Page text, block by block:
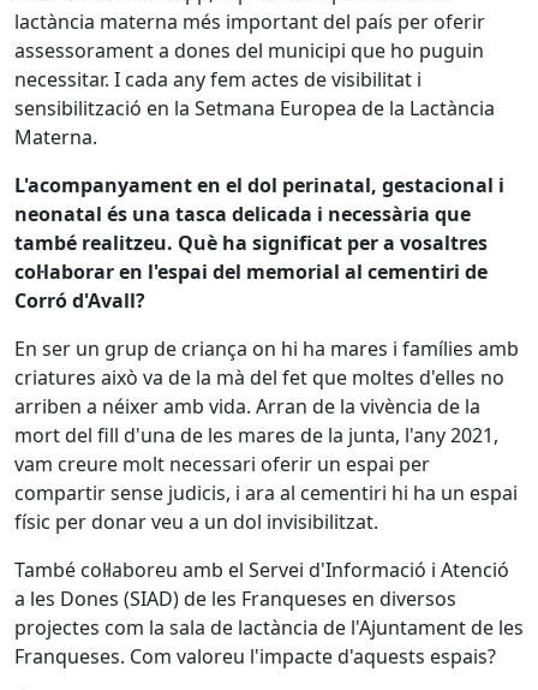
lactància materna més important del país per oferir
assessorament a dones del municipi que ho puguin
necessitar. I cada any fem actes de visibilitat i
sensibilització en la Setmana Europea de la Lactància
Materna.
L'acompanyament en el dol perinatal, gestacional i
neonatal és una tasca delicada i necessària que
també realitzeu. Què ha significat per a vosaltres
col·laborar en l'espai del memorial al cementiri de
Corró d'Avall?
En ser un grup de criança on hi ha mares i famílies amb
criatures això va de la mà del fet que moltes d'elles no
arriben a néixer amb vida. Arran de la vivència de la
mort del fill d'una de les mares de la junta, l'any 2021,
vam creure molt necessari oferir un espai per
compartir sense judicis, i ara al cementiri hi ha un espai
físic per donar veu a un dol invisibilitzat.
També col·laboreu amb el Servei d'Informació i Atenció
a les Dones (SIAD) de les Franqueses en diversos
projectes com la sala de lactància de l'Ajuntament de les
Franqueses. Com valoreu l'impacte d'aquests espais?